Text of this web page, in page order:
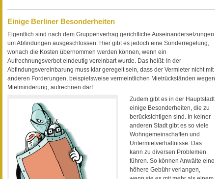
Einige Berliner Besonderheiten
Eigentlich sind nach dem Gruppenvertrag gerichtliche Auseinandersetzungen
um Abfindungen ausgeschlossen. Hier gibt es jedoch eine Sonderregelung,
wonach die Kosten übernommen werden können, wenn ein
Aufrechnungsverbot eindeutig vereinbart wurde. Das heißt: In der
Abfindungsvereinbarung muss klar geregelt sein, dass der Vermieter nicht mit
anderen Forderungen, beispielsweise vermeintlichen Mietrückständen wegen
Mietminderung, aufrechnen darf.
Zudem gibt es in der Hauptstadt
einige Besonderheiten, die zu
berücksichtigen sind. In keiner
anderen Stadt gibt es so viele
Wohngemeinschaften und
Untermietverhältnisse. Das
kann zu diversen Problemen
führen. So können Anwälte eine
höhere Gebühr verlangen,